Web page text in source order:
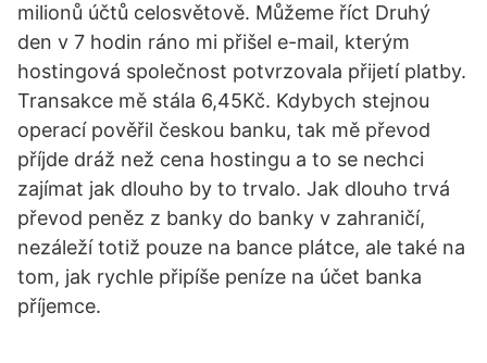
milionů účtů celosvětově. Můžeme říct Druhý
den v 7 hodin ráno mi přišel e-mail, kterým
hostingová společnost potvrzovala přijetí platby.
Transakce mě stála 6,45Kč. Kdybych stejnou
operací pověřil českou banku, tak mě převod
příjde dráž než cena hostingu a to se nechci
zajímat jak dlouho by to trvalo. Jak dlouho trvá
převod peněz z banky do banky v zahraničí,
nezáleží totiž pouze na bance plátce, ale také na
tom, jak rychle připíše peníze na účet banka
příjemce.